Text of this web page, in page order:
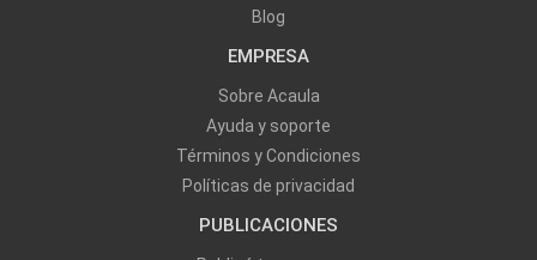
Blog
EMPRESA
Sobre Acaula
Ayuda y soporte
Términos y Condiciones
Políticas de privacidad
PUBLICACIONES